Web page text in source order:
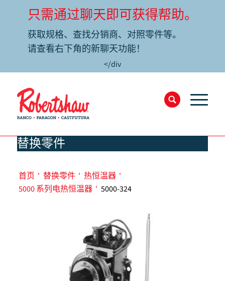
只需通过聊天即可获得帮助。
获取规格、查找分销商、对照零件等。
请查看右下角的新聊天功能！
</div
替换零件
首页 ' 替换零件 ' 热恒温器 '
5000 系列电热恒温器 ' 5000-324